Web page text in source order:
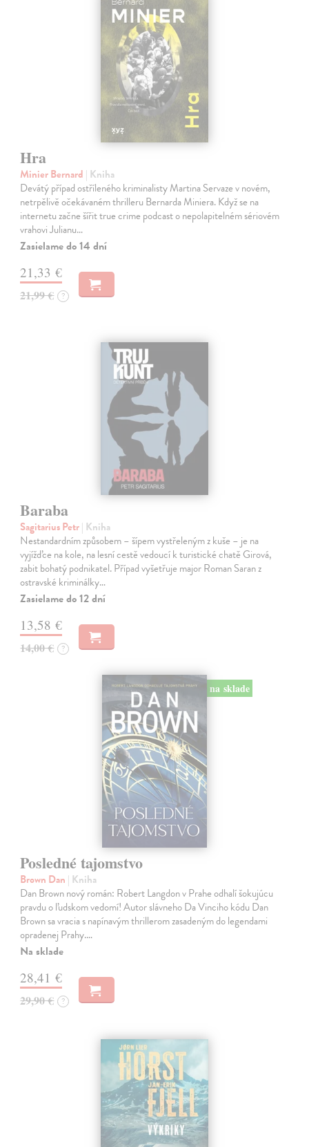
Hra
Minier Bernard | Kniha
Devátý případ ostříleného kriminalisty Martina Servaze v novém,
netrpělivě očekávaném thrilleru Bernarda Miniera. Když se na
internetu začne šířit true crime podcast o nepolapitelném sériovém
vrahovi Julianu…
Zasielame do 14 dní
21,33 €
21,99 € ?
Baraba
Sagitarius Petr| Kniha
Nestandardním způsobem – šípem vystřeleným z kuše – je na
vyjížďce na kole, na lesní cestě vedoucí k turistické chatě Girová,
zabit bohatý podnikatel. Případ vyšetřuje major Roman Saran z
ostravské kriminálky…
Zasielame do 12 dní
13,58 €
14,00 € ?
na sklade
Posledné tajomstvo
Brown Dan | Kniha
Dan Brown nový román: Robert Langdon v Prahe odhalí šokujúcu
pravdu o ľudskom vedomí! Autor slávneho Da Vinciho kódu Dan
Brown sa vracia s napínavým thrillerom zasadeným do legendami
opradenej Prahy.…
Na sklade
28,41 €
29,90 € ?